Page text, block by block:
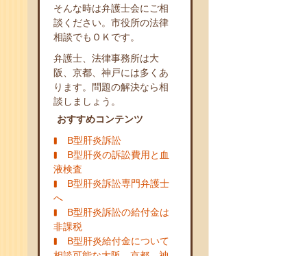
そんな時は弁護士会にご相
談ください。市役所の法律
相談でもＯＫです。
弁護士、法律事務所は大
阪、京都、神戸には多くあ
ります。問題の解決なら相
談しましょう。
おすすめコンテンツ
B型肝炎訴訟
B型肝炎の訴訟費用と血
液検査
B型肝炎訴訟専門弁護士
へ
B型肝炎訴訟の給付金は
非課税
B型肝炎給付金について